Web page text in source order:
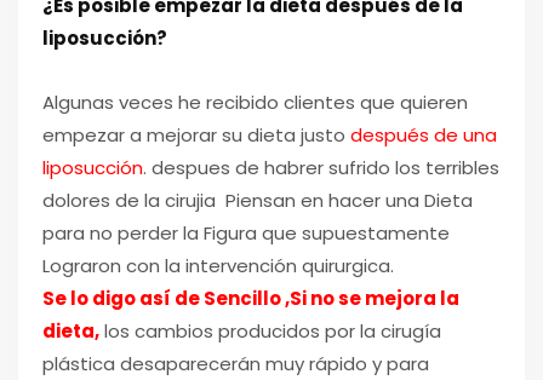
¿Es posible empezar la dieta después de la
liposucción?
Algunas veces he recibido clientes que quieren
empezar a mejorar su dieta justo después de una
liposucción. despues de habrer sufrido los terribles
dolores de la cirujia Piensan en hacer una Dieta
para no perder la Figura que supuestamente
Lograron con la intervención quirurgica.
Se lo digo así de Sencillo ,Si no se mejora la
dieta,los cambios producidos por la cirugía
plástica desaparecerán muy rápido y para